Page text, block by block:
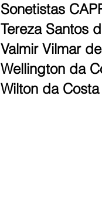
Sonetistas
Tereza Santos
Valmir Vilmar
Wellington da
Wilton da